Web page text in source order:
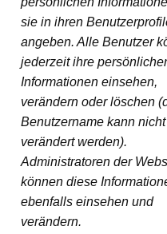
können
(der
sie in ihren
angeben. Alle Benutzer
jederzeit ihre
Informationen einsehen,
verändern oder löschen
Benutzername kann nicht
verändert werden).
Administratoren der
können diese
ebenfalls einsehen und
verändern.